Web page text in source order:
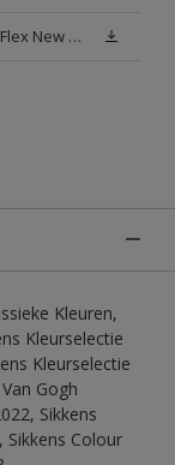
Veiligheidsinformatieblad Alphaloxan Flex New N00 (MSDS)
Kleuren,
Kleurselectie
Kleurselectie
Gogh
Sikkens
Sikkens Colour